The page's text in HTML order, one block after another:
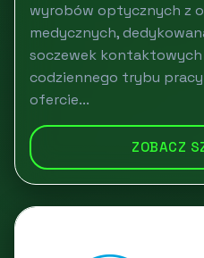
wyrobów optycznych z
medycznych,
soczewek
codziennego trybu
ofercie...
ZOBACZ